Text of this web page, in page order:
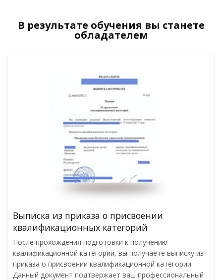
В результате обучения вы станете
обладателем
Выписка из приказа о присвоении
квалификационных категорий
После прохождения подготовки к получению
квалификационной категории, вы получаете выписку из
приказа о присвоении квалификационной категории.
Данный документ подтвержает ваш профессиональный